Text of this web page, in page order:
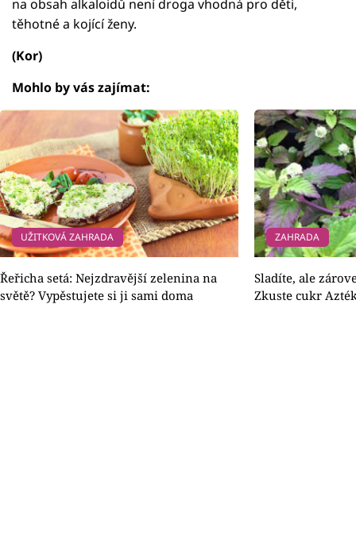
na obsah alkaloidů není droga vhodná pro děti,
těhotné a kojící ženy.
(Kor)
Mohlo by vás zajímat:
UŽITKOVÁ ZAHRADA
Řeřicha setá: Nejzdravější zelenina na
světě? Vypěstujete si ji sami doma
ZAHRADA
Sladíte, ale
Zkuste cukr